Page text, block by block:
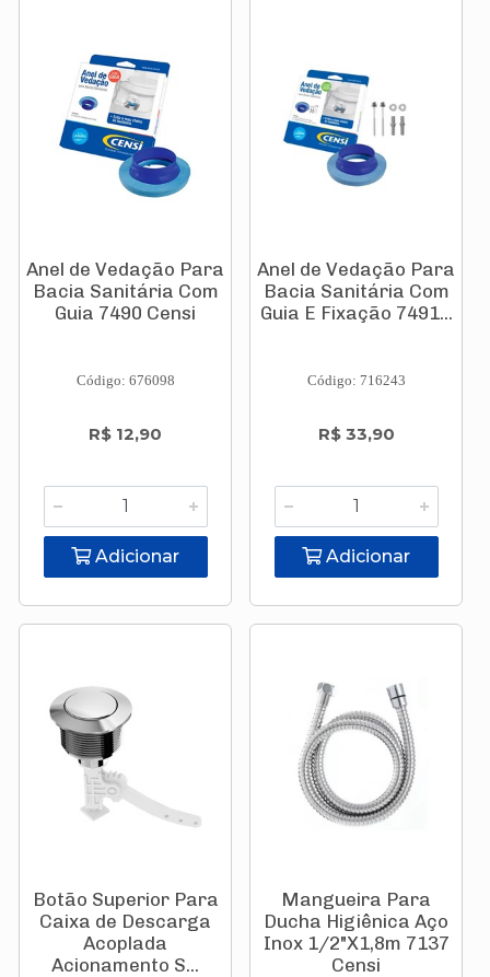
Anel de Vedação Para
Bacia Sanitária Com
Guia 7490 Censi
Código: 676098
R$ 12,90
Adicionar
Anel de Vedação Para
Bacia Sanitária Com
Guia E Fixação 7491...
Código: 716243
R$ 33,90
Adicionar
Botão Superior Para
Caixa de Descarga
Acoplada
Acionamento S...
Mangueira Para
Ducha Higiênica Aço
Inox 1/2"X1,8m 7137
Censi